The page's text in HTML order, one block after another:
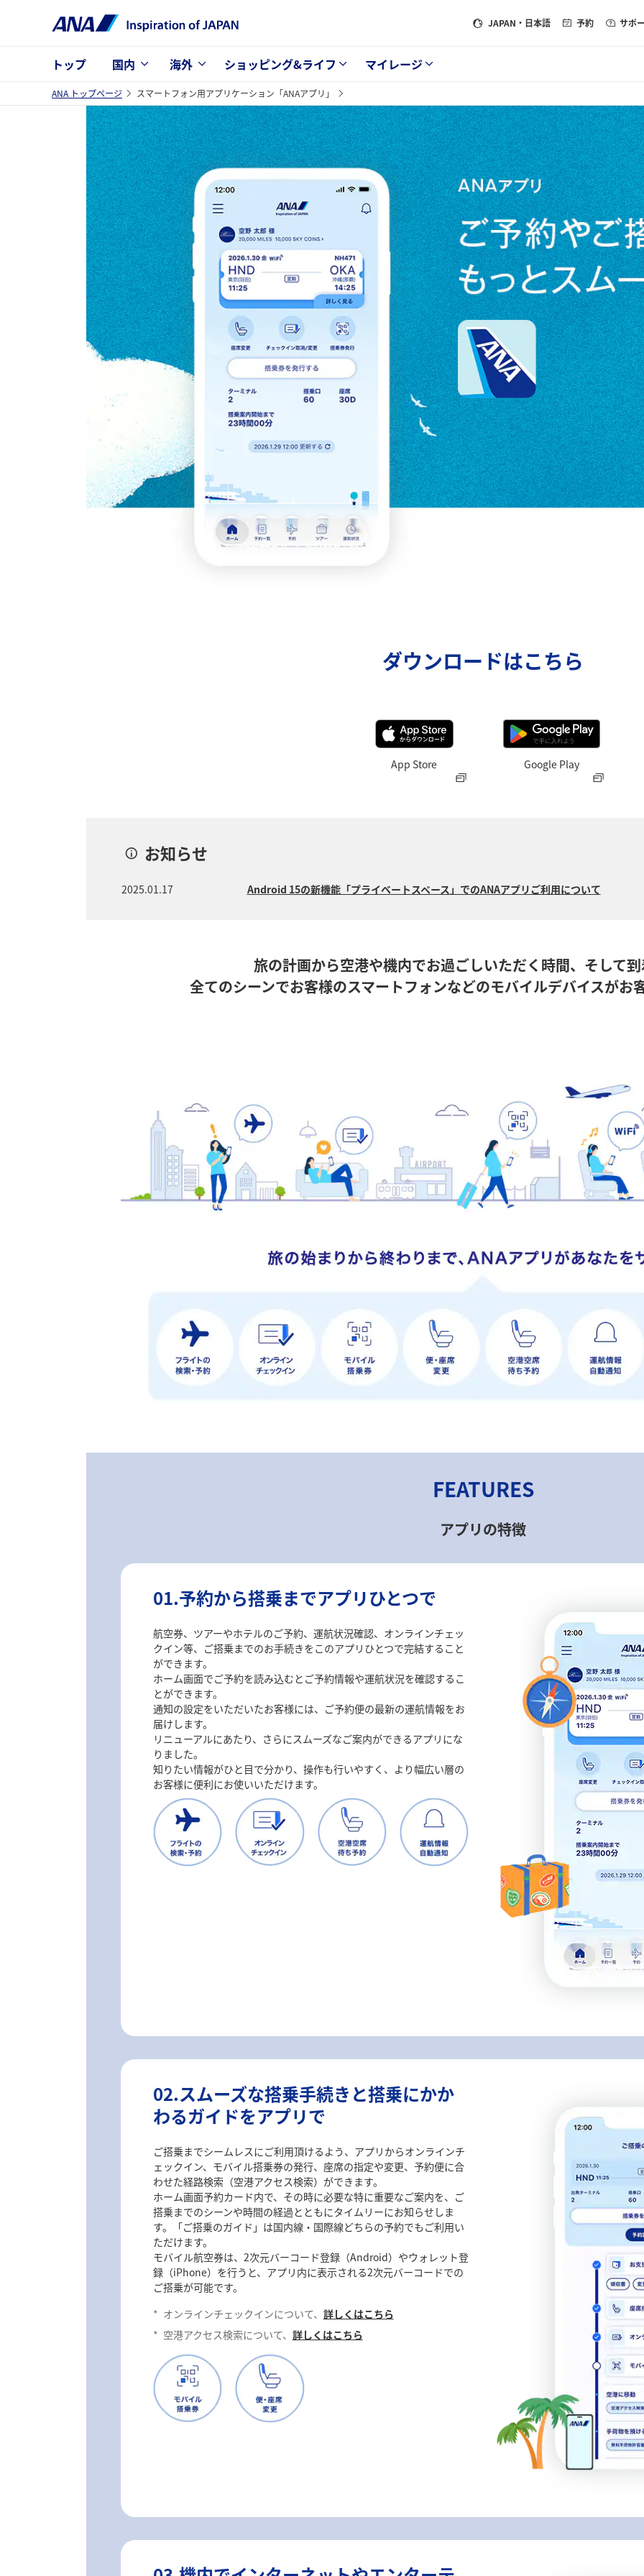
JAPAN ・日本語 予約 サポ
トップ 国内 海外 ショッピング&ライフ マイレージ
ANA トップページ スマートフォン用アプリケーション「ANAアプリ」
ダウンロードはこちら
App Store Google Play
お知らせ
2025.01.17 Android 15の新機能「プライベートスペース」でのANAアプリご利用について
旅の計画から空港や機内でお過ごしいただく時間、そして到
全てのシーンでお客様のスマートフォンなどのモバイルデバイスがお
FEATURES
アプリの特徴
01.予約から搭乗までアプリひとつで
航空券、ツアーやホテルのご予約、運航状況確認、オンラインチェッ
クイン等、ご搭乗までのお手続きをこのアプリひとつで完結すること
ができます。
ホーム画面でご予約を読み込むとご予約情報や運航状況を確認するこ
とができます。
通知の設定をいただいたお客様には、ご予約便の最新の運航情報をお
届けします。
リニューアルにあたり、さらにスムーズなご案内ができるアプリにな
りました。
知りたい情報がひと目で分かり、操作も行いやすく、より幅広い層の
お客様に便利にお使いいただけます。
02.スムーズな搭乗手続きと搭乗にかか
わるガイドをアプリで
ご搭乗までシームレスにご利用頂けるよう、アプリからオンラインチ
ェックイン、モバイル搭乗券の発行、座席の指定や変更、予約便に合
わせた経路検索（空港アクセス検索）ができます。
ホーム画面予約カード内で、その時に必要な特に重要なご案内を、ご
搭乗までのシーンや時間の経過とともにタイムリーにお知らせしま
す。「ご搭乗のガイド」は国内線・国際線どちらの予約でもご利用い
ただけます。
モバイル航空券は、2次元バーコード登録（Android）やウォレット登
録（iPhone）を行うと、アプリ内に表示される2次元バーコードでの
ご搭乗が可能です。
* オンラインチェックインについて、 詳しくはこちら
* 空港アクセス検索について、 詳しくはこちら